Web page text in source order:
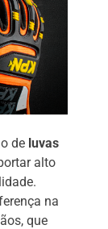
de luvas
alto
na
que